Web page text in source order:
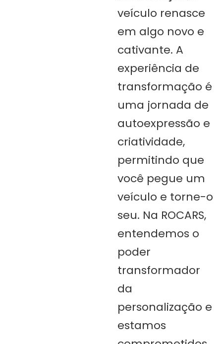
veículo renasce
em algo novo e
cativante. A
experiência de
transformação é
uma jornada de
autoexpressão e
criatividade,
permitindo que
você pegue um
veículo e torne-o
seu. Na ROCARS,
entendemos o
poder
transformador
da
personalização e
estamos